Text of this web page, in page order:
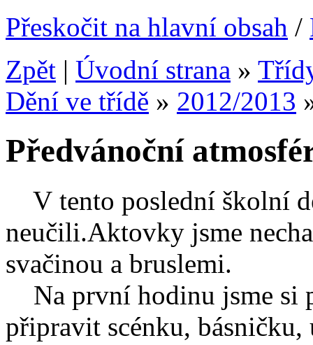
Přeskočit na hlavní obsah /
Zpět | Úvodní strana »
Dění ve třídě » 2012/2013
Předvánoční
V tento poslední školní
neučili.Aktovky jsme
svačinou a bruslemi.
Na první hodinu jsme si
připravit scénku,